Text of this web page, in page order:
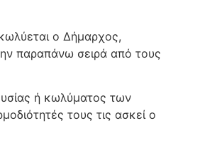
ο Δήμαρχος,
παραπάνω σειρά από τους
ή κωλύματος των
τους τις ασκεί ο